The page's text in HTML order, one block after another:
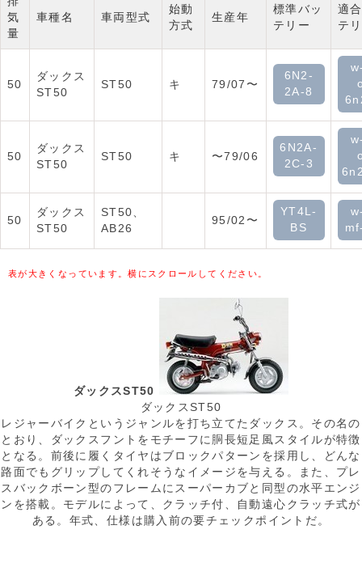
気
量
車種名 車両型式
始動
方式
生産年
標準バッ
テリー
適
テ
50
ダックス
ST50
ST50 キ 79/07〜
6N2-
2A-8
50
ダックス
ST50
ST50 キ 〜79/06
6N2A-
2C-3
50
ダックス
ST50
ST50、
AB26
95/02〜
YT4L-
BS
表が大きくなっています。横にスクロールしてください。
ダックスST50
ダックスST50
レジャーバイクというジャンルを打ち立てたダックス。その名の
とおり、ダックスフントをモチーフに胴長短足風スタイルが特徴
となる。前後に履くタイヤはブロックパターンを採用し、どんな
路面でもグリップしてくれそうなイメージを与える。また、プレ
スバックボーン型のフレームにスーパーカブと同型の水平エンジ
ンを搭載。モデルによって、クラッチ付、自動遠心クラッチ式が
ある。年式、仕様は購入前の要チェックポイントだ。